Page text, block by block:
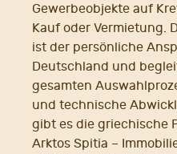
Gewerbeobjekte auf
Kauf oder Vermietung.
ist der persönliche
Deutschland und
gesamten
und technische
gibt es die griechische
Arktos Spitia –